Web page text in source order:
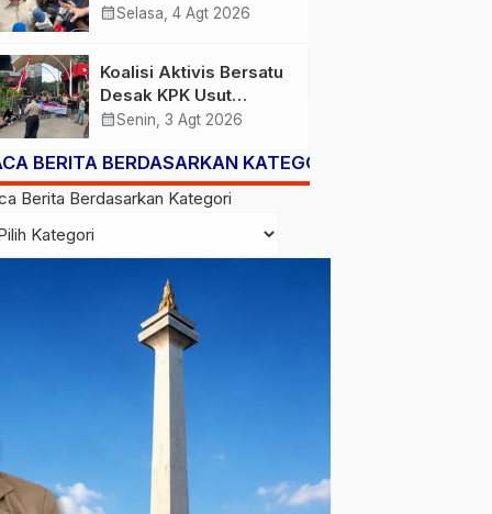
Tetap, BBM Non-
calendar_monthSelasa, 4 Agt 2026
Koalisi Aktivis Bersatu
Desak KPK Usut
Dugaan Kolusi Proyek
Sejumlah Pejabat dan
PT Arafah Alam
Sejahtera Diminta
calendar_monthSenin, 3 Agt 2026
BERITA BERDASARKAN KATEGORI
Berita Berdasarkan Kategori